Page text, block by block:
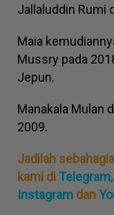
Jallaluddin Rumi
Maia
Mussry pada
Jepun.
Manakala Mulan
2009.
Jadilah
kami di Telegram,
Instagram dan